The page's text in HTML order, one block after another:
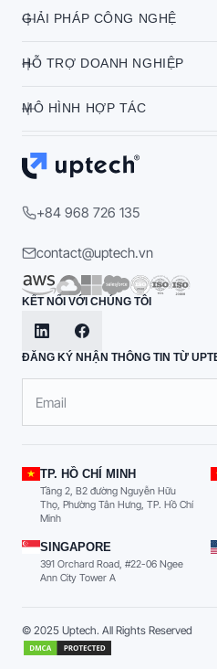
GIẢI PHÁP CÔNG NGHỆ
HỖ TRỢ DOANH NGHIỆP
MÔ HÌNH HỢP TÁC
+84 968 726 135
contact@uptech.vn
KẾT NỐI VỚI CHÚNG TÔI
ĐĂNG KÝ NHẬN THÔNG TIN TỪ
TP. HỒ CHÍ MINH
Tầng 2, B2 đường Nguyễn Hữu
Thọ, Phường Tân Hưng, TP. Hồ Chí
Minh
SINGAPORE
391 Orchard Road, #22-06 Ngee
Ann City Tower A
© 2025 Uptech. All Rights Reserved